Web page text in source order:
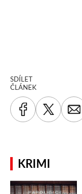
SDÍLET
ČLÁNEK
KRIMI